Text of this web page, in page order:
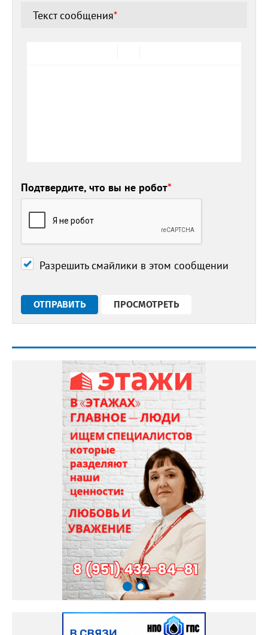
Текст сообщения*
Подтвердите, что вы не робот*
Разрешить смайлики в этом сообщении